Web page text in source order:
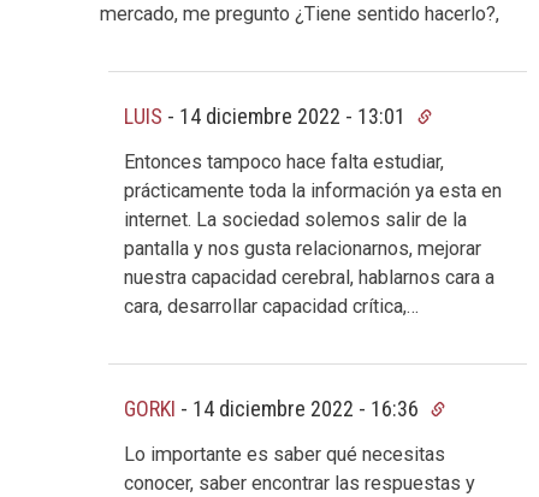
mercado, me pregunto ¿Tiene sentido hacerlo?,
LUIS - 14 diciembre 2022 - 13:01
Entonces tampoco hace falta estudiar,
prácticamente toda la información ya esta en
internet. La sociedad solemos salir de la
pantalla y nos gusta relacionarnos, mejorar
nuestra capacidad cerebral, hablarnos cara a
cara, desarrollar capacidad crítica,…
GORKI - 14 diciembre 2022 - 16:36
Lo importante es saber qué necesitas
conocer, saber encontrar las respuestas y